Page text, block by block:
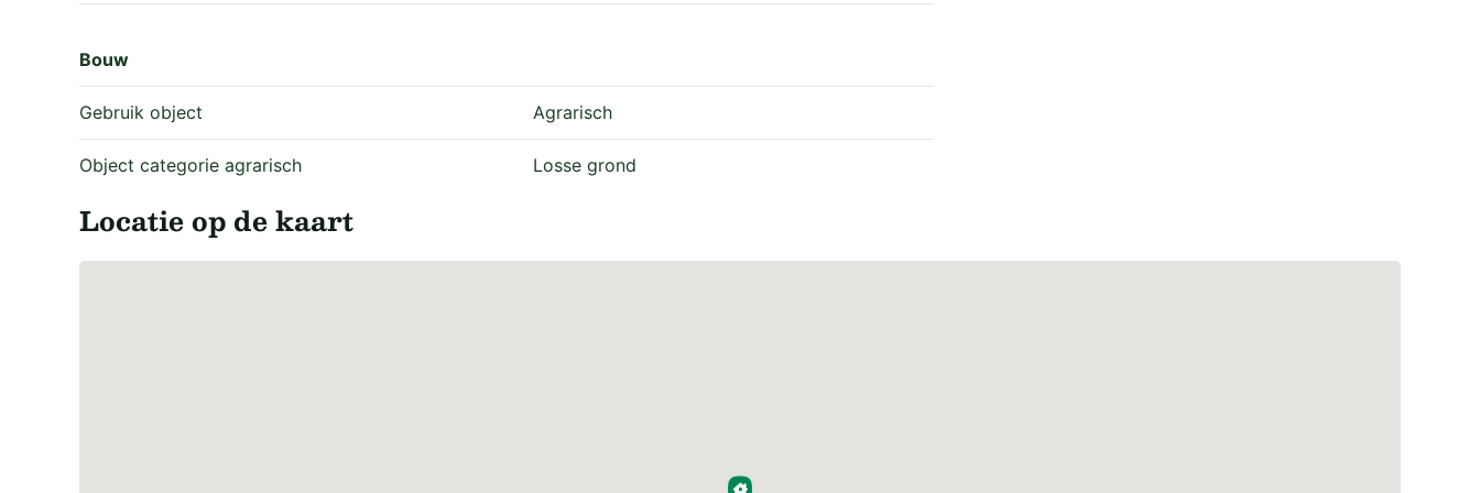
Bouw
Gebruik object Agrarisch
Object categorie agrarisch Losse grond
Locatie op de kaart